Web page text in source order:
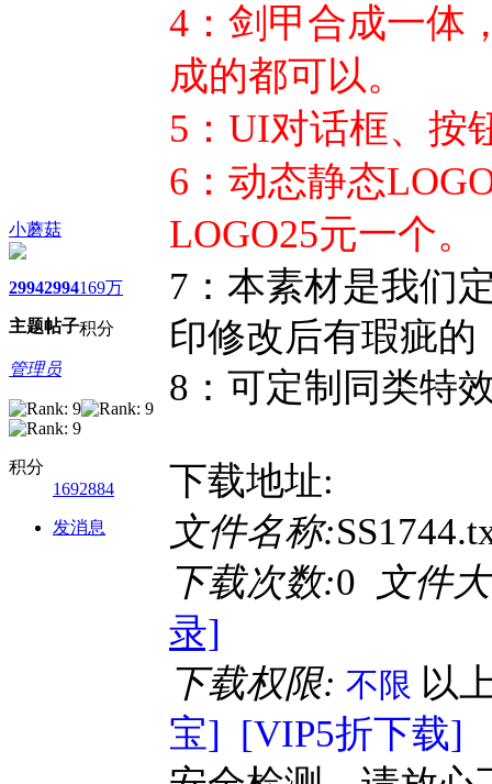
小蘑菇
2994
主题
2994
帖子
169万
积分
管理员
积分
1692884
发消息
4：剑甲合成一体
成的都可以。
5：UI对话框、按
6：动态静态
LOGO25元一个。
7：本素材是我们
印修改后有瑕疵的
8：可定制同类特
下载地址:
文件名称:
下载次数:0
文件
录]
下载权限: 不限 以
宝]
[VIP5折下载]